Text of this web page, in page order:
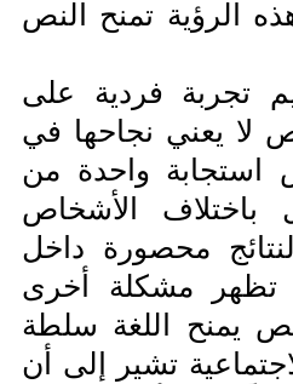
الرؤية تمنح النص
تجربة فردية على
لا يعني نجاحها في
استجابة واحدة من
باختلاف الأشخاص
محصورة داخل
تظهر مشكلة أخرى
يمنح اللغة سلطة
تشير إلى أن